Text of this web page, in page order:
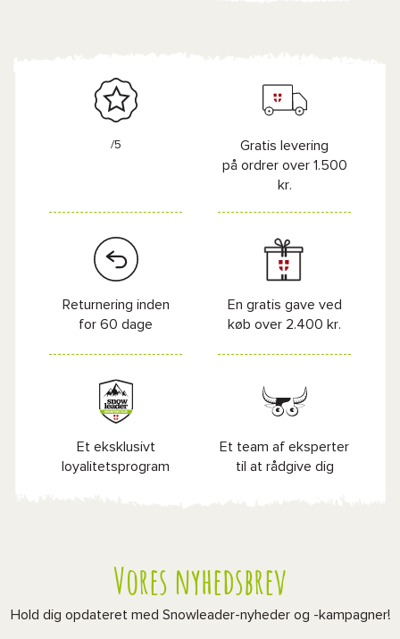
/5
Gratis levering
på ordrer over 1.500
kr.
Returnering inden
for 60 dage
En gratis gave ved
køb over 2.400 kr.
Et eksklusivt
loyalitetsprogram
Et team af eksperter
til at rådgive dig
Vores nyhedsbrev
Hold dig opdateret med Snowleader-nyheder og -kampagner!